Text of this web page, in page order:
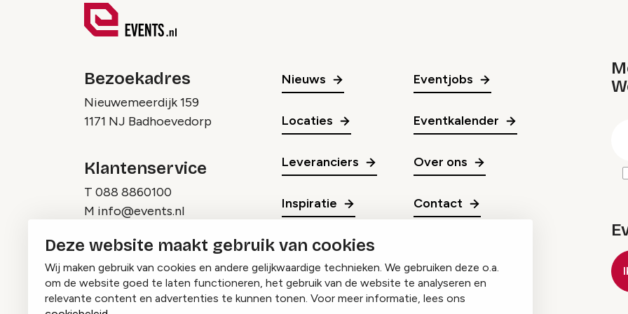
Deze website maakt gebruik van cookies
Wij maken gebruik van cookies en andere gelijkwaardige technieken. We gebruiken deze o.a.
om de website goed te laten functioneren, het gebruik van de website te analyseren en
relevante content en advertenties te kunnen tonen. Voor meer informatie, lees ons
Bezoekadres
Nieuwemeerdijk 159
1171 NJ Badhoevedorp
Klantenservice
T 088 8860100
M info@events.nl
Nieuws
Locaties
Leveranciers
Inspiratie
Eventjobs
Eventkalender
Over ons
Contact